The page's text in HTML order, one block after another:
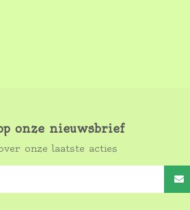
onze nieuwsbrief
onze laatste acties